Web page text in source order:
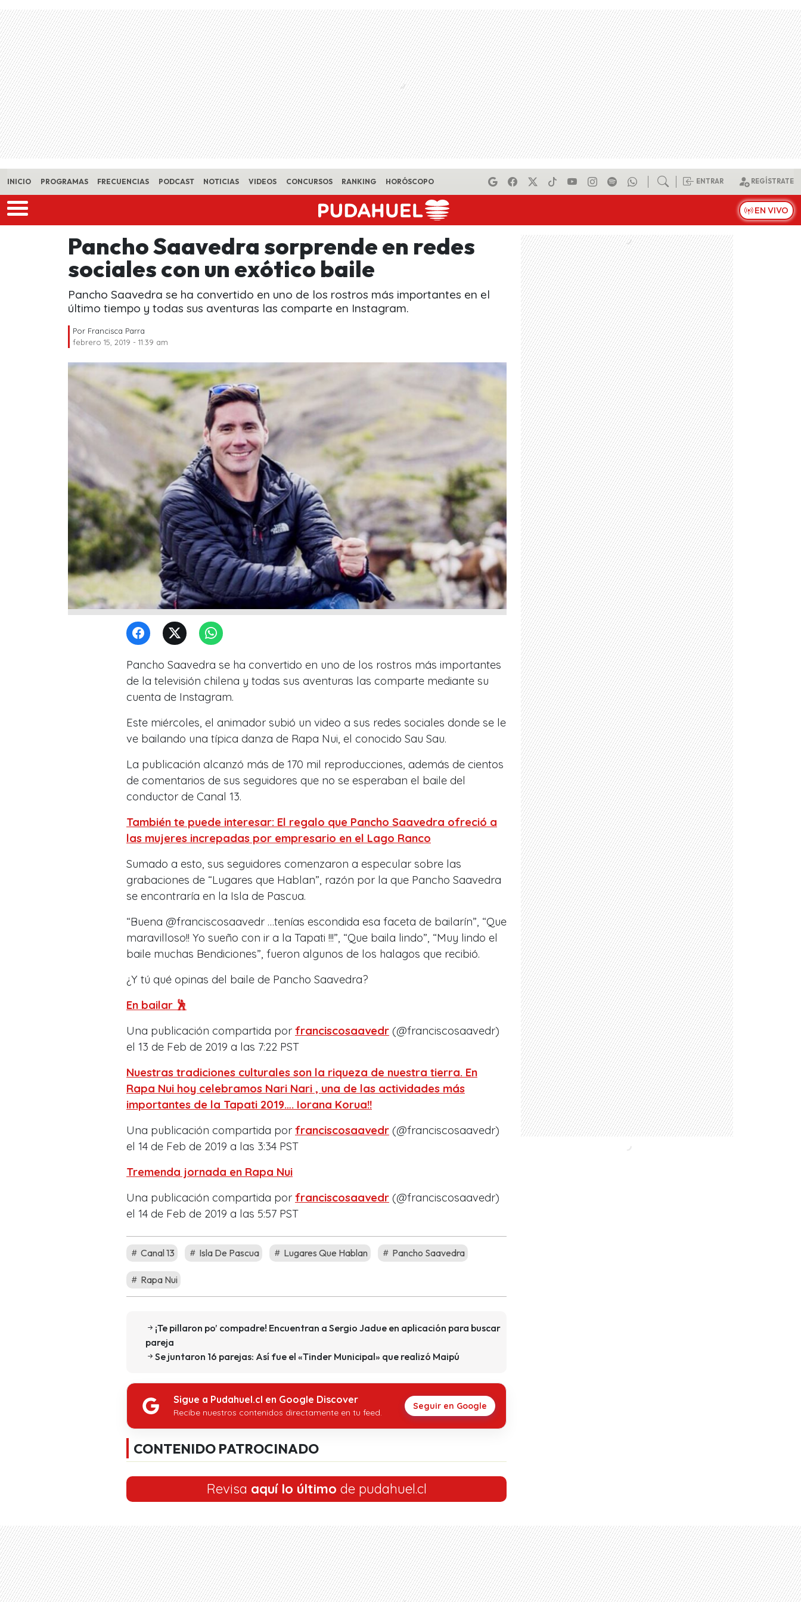
Skip to main content
INICIO PROGRAMAS FRECUENCIAS PODCAST NOTICIAS VIDEOS CONCURSOS RANKING HORÓSCOPO ENTRAR REGÍSTRATE
EN VIVO
Pancho Saavedra sorprende en redes
sociales con un exótico baile
Pancho Saavedra se ha convertido en uno de los rostros más importantes en el
último tiempo y todas sus aventuras las comparte en Instagram.
Por Francisca Parra
febrero 15, 2019 - 11:39 am
Pancho Saavedra se ha convertido en uno de los rostros más importantes
de la televisión chilena y todas sus aventuras las comparte mediante su
cuenta de Instagram.
Este miércoles, el animador subió un video a sus redes sociales donde se le
ve bailando una típica danza de Rapa Nui, el conocido Sau Sau.
La publicación alcanzó más de 170 mil reproducciones, además de cientos
de comentarios de sus seguidores que no se esperaban el baile del
conductor de Canal 13.
También te puede interesar: El regalo que Pancho Saavedra ofreció a
las mujeres increpadas por empresario en el Lago Ranco
Sumado a esto, sus seguidores comenzaron a especular sobre las
grabaciones de “Lugares que Hablan”, razón por la que Pancho Saavedra
se encontraría en la Isla de Pascua.
“Buena @franciscosaavedr …tenías escondida esa faceta de bailarín”, “Que
maravilloso!! Yo sueño con ir a la Tapati !!!”, “Que baila lindo”, “Muy lindo el
baile muchas Bendiciones”, fueron algunos de los halagos que recibió.
¿Y tú qué opinas del baile de Pancho Saavedra?
En bailar 🕺
Una publicación compartida por franciscosaavedr (@franciscosaavedr)
el 13 de Feb de 2019 a las 7:22 PST
Nuestras tradiciones culturales son la riqueza de nuestra tierra. En
Rapa Nui hoy celebramos Nari Nari , una de las actividades más
importantes de la Tapati 2019…. Iorana Korua!!
Una publicación compartida por franciscosaavedr (@franciscosaavedr)
el 14 de Feb de 2019 a las 3:34 PST
Tremenda jornada en Rapa Nui
Una publicación compartida por franciscosaavedr (@franciscosaavedr)
el 14 de Feb de 2019 a las 5:57 PST
Canal 13 Isla De Pascua Lugares Que Hablan Pancho Saavedra
Rapa Nui
¡Te pillaron po’ compadre! Encuentran a Sergio Jadue en aplicación para buscar
pareja
Se juntaron 16 parejas: Así fue el «Tinder Municipal» que realizó Maipú
Sigue a Pudahuel.cl en Google Discover
Recibe nuestros contenidos directamente en tu feed.
Seguir en Google
CONTENIDO PATROCINADO
Revisa aquí lo último de pudahuel.cl